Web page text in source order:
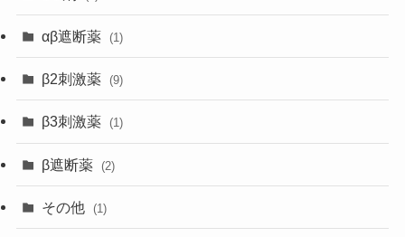
αβ遮断薬 (1)
β2刺激薬 (9)
β3刺激薬 (1)
β遮断薬 (2)
その他 (1)